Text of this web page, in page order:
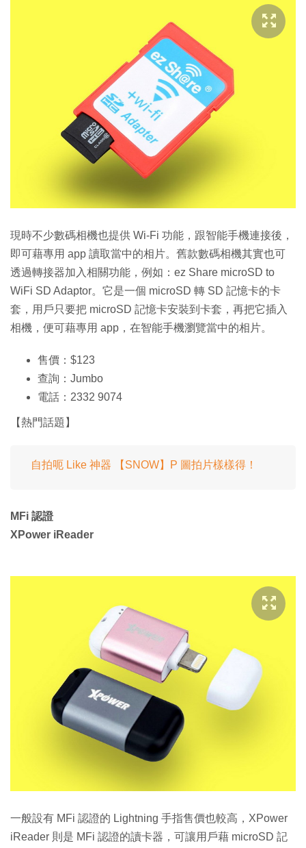
現時不少數碼相機也提供 Wi-Fi 功能，跟智能手機連接後，
即可藉專用 app 讀取當中的相片。舊款數碼相機其實也可
透過轉接器加入相關功能，例如：ez Share microSD to
WiFi SD Adaptor。它是一個 microSD 轉 SD 記憶卡的卡
套，用戶只要把 microSD 記憶卡安裝到卡套，再把它插入
相機，便可藉專用 app，在智能手機瀏覽當中的相片。
售價：$123
查詢：Jumbo
電話：2332 9074
【熱門話題】
自拍呃 Like 神器 【SNOW】P 圖拍片樣樣得！
MFi 認證
XPower iReader
一般設有 MFi 認證的 Lightning 手指售價也較高，XPower
iReader 則是 MFi 認證的讀卡器，可讓用戶藉 microSD 記